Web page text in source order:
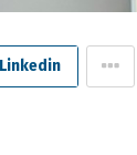
Linkedin